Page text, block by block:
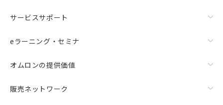
サービスサポート
eラーニング・セミナ
オムロンの提供価値
販売ネットワーク